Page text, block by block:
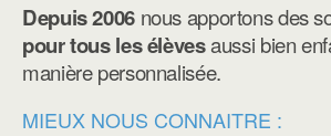
Depuis 2006nous apportons des
pour tous les élèvesaussi bien
manière personnalisée.
MIEUX NOUS CONNAITRE :